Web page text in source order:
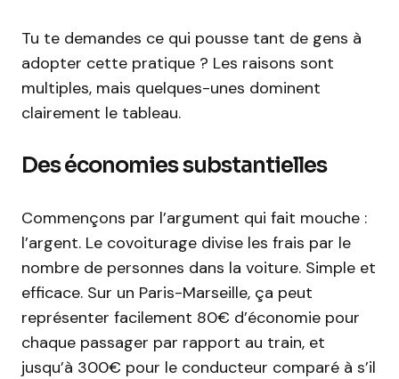
Tu te demandes ce qui pousse tant de gens à
adopter cette pratique ? Les raisons sont
multiples, mais quelques-unes dominent
clairement le tableau.
Des économies substantielles
Commençons par l’argument qui fait mouche :
l’argent. Le covoiturage divise les frais par le
nombre de personnes dans la voiture. Simple et
efficace. Sur un Paris-Marseille, ça peut
représenter facilement 80€ d’économie pour
chaque passager par rapport au train, et
jusqu’à 300€ pour le conducteur comparé à s’il